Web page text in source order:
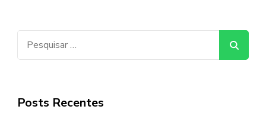
Posts Recentes